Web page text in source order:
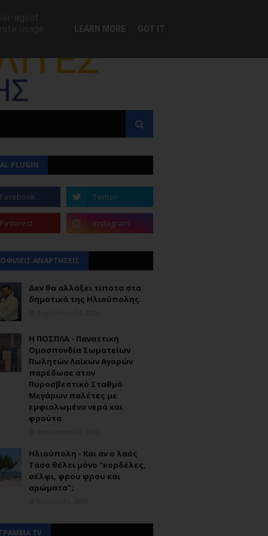
PLUGIN
ΑΝΑΡΤΗΣΕΙΣ
Δεν θα αλλάξει τίποτα στα
δημοτικά της Ηλιούπολης.
Η ΠΟΣΠΛΑ - Παναττική
Ομοσπονδία Σωματείων
Πωλητών Λαϊκών Αγορών
παρέδωσε στον
Πυροσβεστικό Σταθμό
Μεγάρων παλέτες με
εμφιαλωμένα νερά και
φρούτα.
Ηλιούπολη - Και αν ο λαός
Τάσο θέλει μόνο "κορδέλες,
σέλφι, φρου φρου και
αρώματα";
TV
LEARN MORE GOT IT